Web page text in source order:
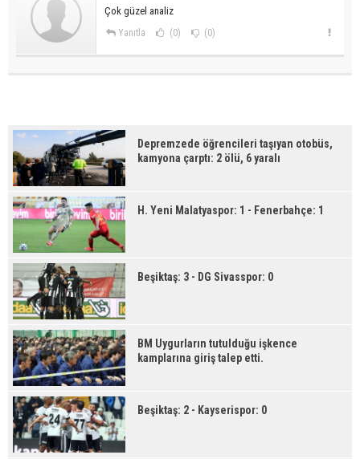
Çok güzel analiz
Yanıtla (0) (0)
Depremzede öğrencileri taşıyan otobüs,
kamyona çarptı: 2 ölü, 6 yaralı
H. Yeni Malatyaspor: 1 - Fenerbahçe: 1
Beşiktaş: 3 - DG Sivasspor: 0
BM Uygurların tutulduğu işkence
kamplarına giriş talep etti.
Beşiktaş: 2 - Kayserispor: 0